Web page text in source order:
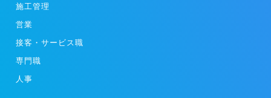
施工管理
営業
接客・サービス職
専門職
人事